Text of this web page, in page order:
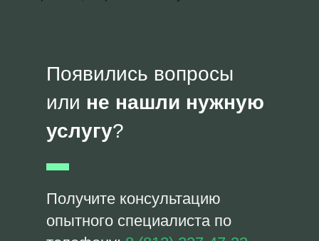
Появились вопросы
или не нашли нужную
услугу?
Получите консультацию
опытного специалиста по